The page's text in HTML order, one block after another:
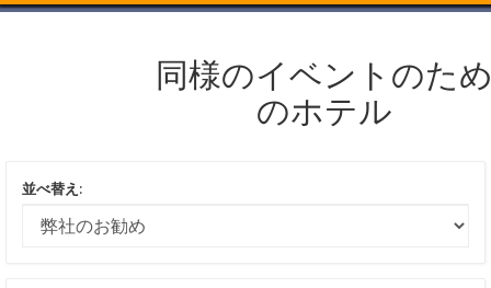
同様のイベントのた
のホテル
並べ替え: